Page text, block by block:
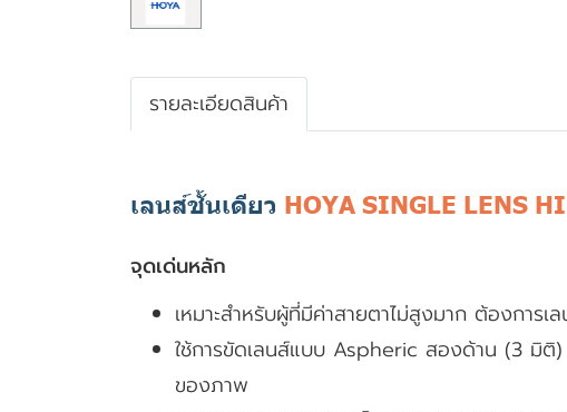
รายละเอียดสินค้า
เลนส์ชั้นเดียว HOYA SINGLE LENS
จุดเด่นหลัก
เหมาะสำหรับผู้ที่มีค่าสายตาไม่สูงมาก ต้องการเ
ใช้การขัดเลนส์แบบ Aspheric สองด้าน (3 มิ
ของภาพ